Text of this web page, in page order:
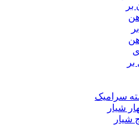
سرامیک
شیار
شیار